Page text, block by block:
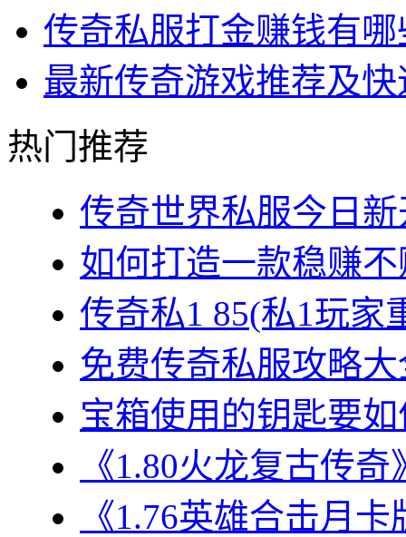
传奇私服打金赚钱有
最新传奇游戏推荐及
热门推荐
传奇世界私服今日
如何打造一款稳赚
传奇私1 85(私1玩家
免费传奇私服攻略
宝箱使用的钥匙要
《1.80火龙复古传
《1.76英雄合击月